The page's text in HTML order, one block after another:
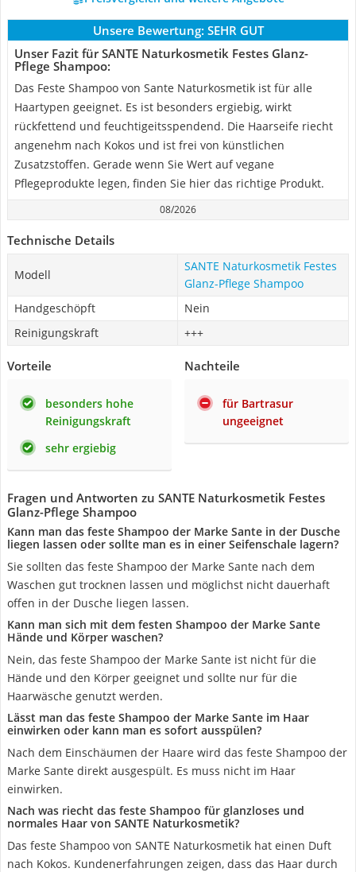
Unsere Bewertung: SEHR GUT
Unser Fazit für SANTE Naturkosmetik Festes Glanz-
Pflege Shampoo:
Das Feste Shampoo von Sante Naturkosmetik ist für alle
Haartypen geeignet. Es ist besonders ergiebig, wirkt
rückfettend und feuchtigeitsspendend. Die Haarseife riecht
angenehm nach Kokos und ist frei von künstlichen
Zusatzstoffen. Gerade wenn Sie Wert auf vegane
Pflegeprodukte legen, finden Sie hier das richtige Produkt.
08/2026
Technische Details
Modell
SANTE Naturkosmetik Festes
Glanz-Pflege Shampoo
Handgeschöpft
Nein
Reinigungskraft
+++
Vorteile
besonders hohe
Reinigungskraft
sehr ergiebig
Nachteile
für Bartrasur
ungeeignet
Fragen und Antworten zu SANTE Naturkosmetik Festes
Glanz-Pflege Shampoo
Kann man das feste Shampoo der Marke Sante in der Dusche
liegen lassen oder sollte man es in einer Seifenschale lagern?
Sie sollten das feste Shampoo der Marke Sante nach dem
Waschen gut trocknen lassen und möglichst nicht dauerhaft
offen in der Dusche liegen lassen.
Kann man sich mit dem festen Shampoo der Marke Sante
Hände und Körper waschen?
Nein, das feste Shampoo der Marke Sante ist nicht für die
Hände und den Körper geeignet und sollte nur für die
Haarwäsche genutzt werden.
Lässt man das feste Shampoo der Marke Sante im Haar
einwirken oder kann man es sofort ausspülen?
Nach dem Einschäumen der Haare wird das feste Shampoo der
Marke Sante direkt ausgespült. Es muss nicht im Haar
einwirken.
Nach was riecht das feste Shampoo für glanzloses und
normales Haar von SANTE Naturkosmetik?
Das feste Shampoo von SANTE Naturkosmetik hat einen Duft
nach Kokos. Kundenerfahrungen zeigen, dass das Haar durch